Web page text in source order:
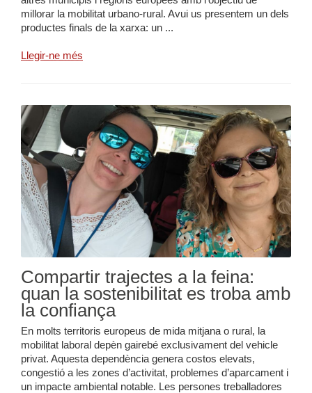
millorar la mobilitat urbano-rural. Avui us presentem un dels
productes finals de la xarxa: un ...
Llegir-ne més
Compartir trajectes a la feina:
quan la sostenibilitat es troba amb
la confiança
En molts territoris europeus de mida mitjana o rural, la
mobilitat laboral depèn gairebé exclusivament del vehicle
privat. Aquesta dependència genera costos elevats,
congestió a les zones d’activitat, problemes d’aparcament i
un impacte ambiental notable. Les persones treballadores